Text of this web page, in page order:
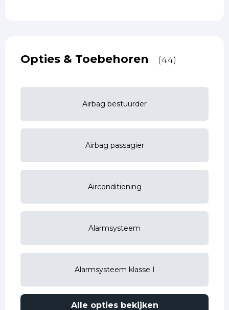
Opties & Toebehoren (44)
Airbag bestuurder
Airbag passagier
Airconditioning
Alarmsysteem
Alarmsysteem klasse I
Alle opties bekijken